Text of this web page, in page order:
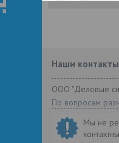
Наши
ООО "Деловые
По вопросам
Мы не